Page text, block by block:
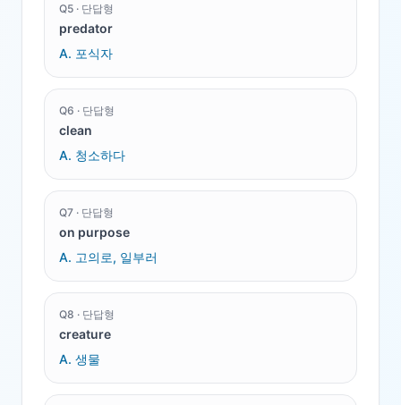
Q5 · 단답형
predator
A. 포식자
Q6 · 단답형
clean
A. 청소하다
Q7 · 단답형
on purpose
A. 고의로, 일부러
Q8 · 단답형
creature
A. 생물